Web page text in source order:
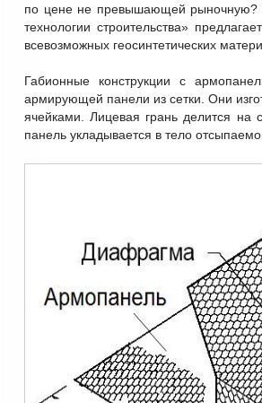
по цене не превышающей рыночную?
технологии строительства»
всевозможных геосинтетических
Габионные конструкции с
армирующей панели из сетки. Они
ячейками. Лицевая грань делится
панель укладывается в тело